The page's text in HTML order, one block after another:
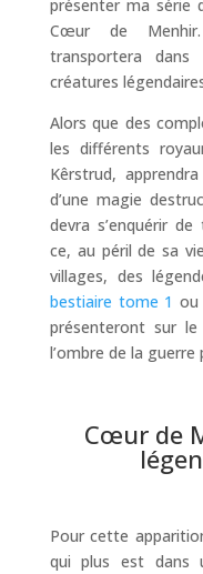
présenter ma série
Cœur de
transportera
créatures
Alors que des
les différents
Kêrstrud,
d’une magie
devra s’enquérir
ce, au péril de sa
villages, des
bestiaire tome 1 ou
présenteront sur
l’ombre de la guerre
Cœur de
Pour cette
qui plus est dans